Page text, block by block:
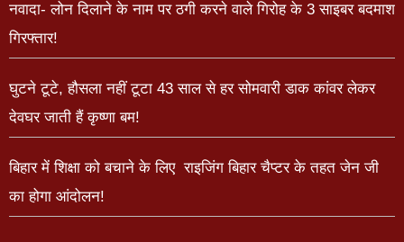
नवादा- लोन दिलाने के नाम पर ठगी करने वाले गिरोह के 3 साइबर बदमाश
गिरफ्तार!
घुटने टूटे, हौसला नहीं टूटा 43 साल से हर सोमवारी डाक कांवर लेकर
देवघर जाती हैं कृष्णा बम!
बिहार में शिक्षा को बचाने के लिए राइजिंग बिहार चैप्टर के तहत जेन जी
का होगा आंदोलन!